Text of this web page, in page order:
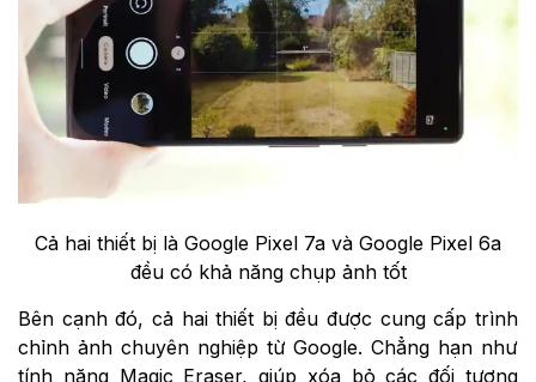
Cả hai thiết bị là Google Pixel 7a và Google Pixel 6a
đều có khả năng chụp ảnh tốt
Bên cạnh đó, cả hai thiết bị đều được cung cấp trình
chỉnh ảnh chuyên nghiệp từ Google. Chẳng hạn như
tính năng Magic Eraser, giúp xóa bỏ các đối tượng